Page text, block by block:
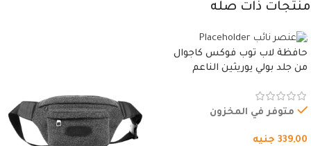
منتجات ذات صله
حافظة لاب توب فوكس كاجوال
من جلد بولي يوريثين الناعم
وسوستة.
متوفر في المخزون
339,00 جنيه